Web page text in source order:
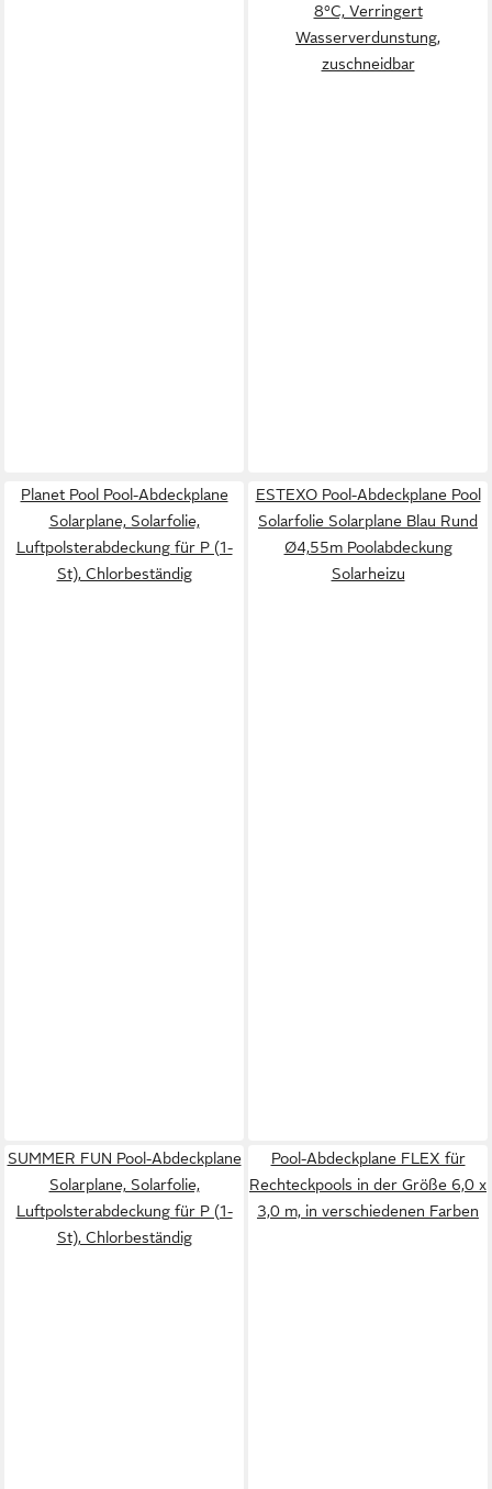
8°C, Verringert
Wasserverdunstung,
zuschneidbar
Planet Pool Pool-Abdeckplane
Solarplane, Solarfolie,
Luftpolsterabdeckung für P (1-
St), Chlorbeständig
ESTEXO Pool-Abdeckplane Pool
Solarfolie Solarplane Blau Rund
Ø4,55m Poolabdeckung
Solarheizu
SUMMER FUN Pool-Abdeckplane
Solarplane, Solarfolie,
Luftpolsterabdeckung für P (1-
St), Chlorbeständig
Pool-Abdeckplane FLEX für
Rechteckpools in der Größe 6,0 x
3,0 m, in verschiedenen Farben